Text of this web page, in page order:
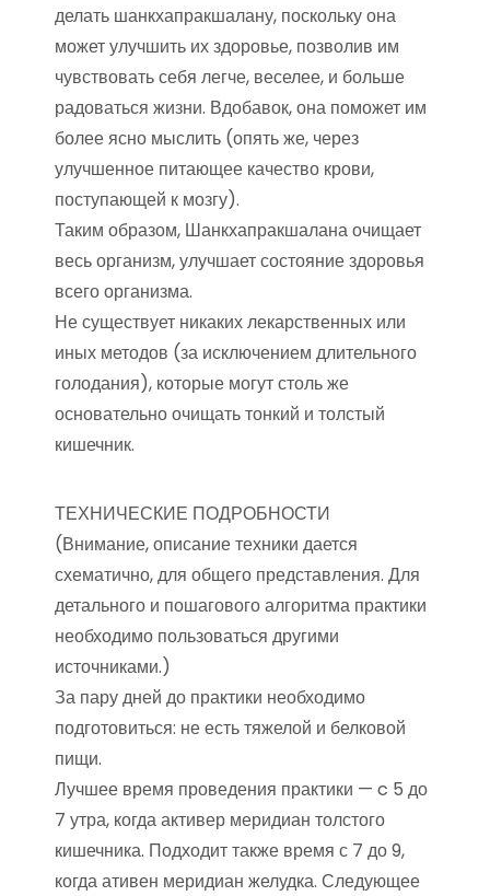
делать шанкхапракшалану, поскольку она
может улучшить их здоровье, позволив им
чувствовать себя легче, веселее, и больше
радоваться жизни. Вдобавок, она поможет им
более ясно мыслить (опять же, через
улучшенное питающее качество крови,
поступающей к мозгу).
Таким образом, Шанкхапракшалана очищает
весь организм, улучшает состояние здоровья
всего организма.
Не существует никаких лекарственных или
иных методов (за исключением длительного
голодания), которые могут столь же
основательно очищать тонкий и толстый
кишечник.
ТЕХНИЧЕСКИЕ ПОДРОБНОСТИ
(Внимание, описание техники дается
схематично, для общего представления. Для
детального и пошагового алгоритма практики
необходимо пользоваться другими
источниками.)
За пару дней до практики необходимо
подготовиться: не есть тяжелой и белковой
пищи.
Лучшее время проведения практики — c 5 до
7 утра, когда активер меридиан толстого
кишечника. Подходит также время с 7 до 9,
когда ативен меридиан желудка. Следующее